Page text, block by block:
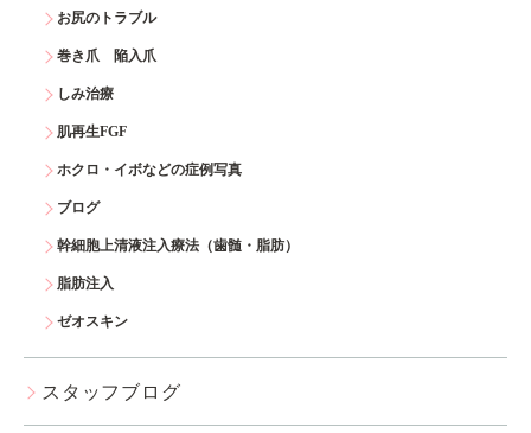
お尻のトラブル
巻き爪 陥入爪
しみ治療
肌再生FGF
ホクロ・イボなどの症例写真
ブログ
幹細胞上清液注入療法（歯髄・脂肪）
脂肪注入
ゼオスキン
スタッフブログ